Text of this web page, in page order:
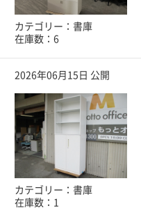
カテゴリー：書庫
在庫数：6
2026年06月15日 公開
カテゴリー：書庫
在庫数：1